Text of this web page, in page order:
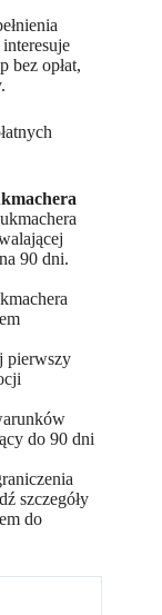
bez opłat,
90 dni.
pierwszy
do 90 dni
szczegóły
do